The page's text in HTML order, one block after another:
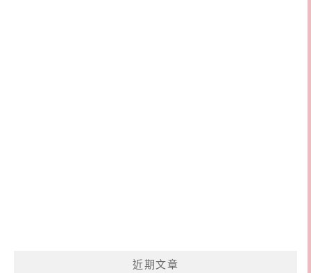
近期文章